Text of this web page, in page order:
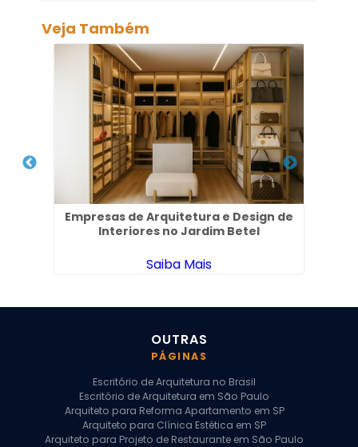
Veja Também
Empresas de Arquitetura e Design de
Interiores no Jardim Betel
Saiba Mais
OUTRAS
PÁGINAS
Escritório de Arquitetura no Brasil
Escritório de Arquitetura em São Paulo
Arquiteto para Reforma Apartamento em SP
Arquiteto para Clínica Estética em SP
Arquiteto para Projeto de Restaurante em São Paulo